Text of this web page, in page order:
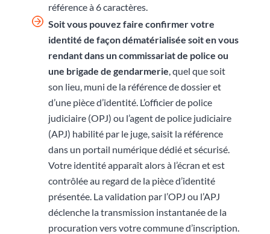
référence à 6 caractères.
Soit vous pouvez faire confirmer votre
identité de façon dématérialisée soit en vous
rendantdans un commissariat de police ou
une brigade de gendarmerie , quel que soit
son lieu, muni de la référence de dossier et
d’une pièce d’identité. L’officier de police
judiciaire (OPJ) ou l’agent de police judiciaire
(APJ) habilité par le juge, saisit la référence
dans un portail numérique dédié et sécurisé.
Votre identité apparaît alors à l’écran et est
contrôlée au regard de la pièce d’identité
présentée. La validation par l’OPJ ou l’APJ
déclenche la transmission instantanée de la
procuration vers votre commune d’inscription.